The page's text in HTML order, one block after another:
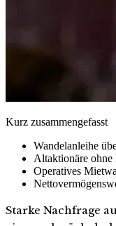
Kurz zusammengefasst
Wandelanleihe
Altaktionäre ohne
Operatives
Starke Nachfrage